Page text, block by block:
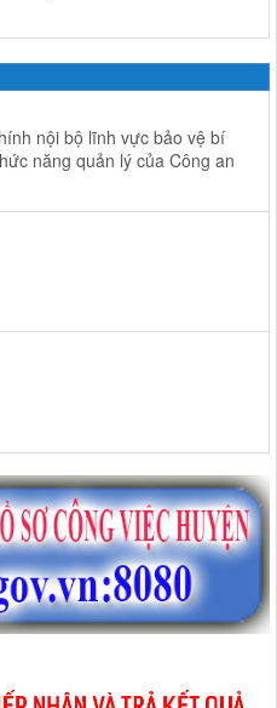
nội bộ lĩnh vực bảo vệ bí
năng quản lý của Công an